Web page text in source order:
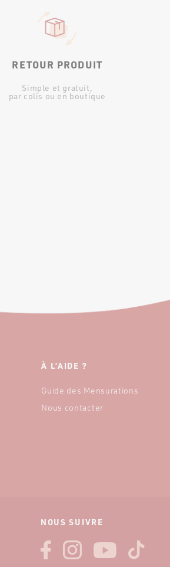
RETOUR PRODUIT
Simple et gratuit,
par colis ou en boutique
À L’AIDE ?
Guide des Mensurations
Nous contacter
NOUS SUIVRE